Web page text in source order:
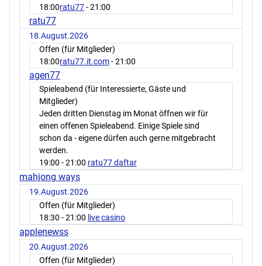
18:00ratu77- 21:00
ratu77
18.August.2026
Offen (für Mitglieder)
18:00ratu77.it.com- 21:00
agen77
Spieleabend (für Interessierte, Gäste und
Mitglieder)
Jeden dritten Dienstag im Monat öffnen wir für
einen offenen Spieleabend. Einige Spiele sind
schon da - eigene dürfen auch gerne mitgebracht
werden.
19:00 - 21:00 ratu77 daftar
mahjong ways
19.August.2026
Offen (für Mitglieder)
18:30 - 21:00 live casino
applenewss
20.August.2026
Offen (für Mitglieder)